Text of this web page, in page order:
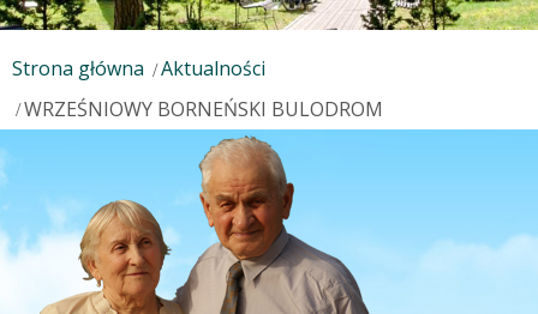
Strona główna
Aktualności
WRZEŚNIOWY BORNEŃSKI BULODROM